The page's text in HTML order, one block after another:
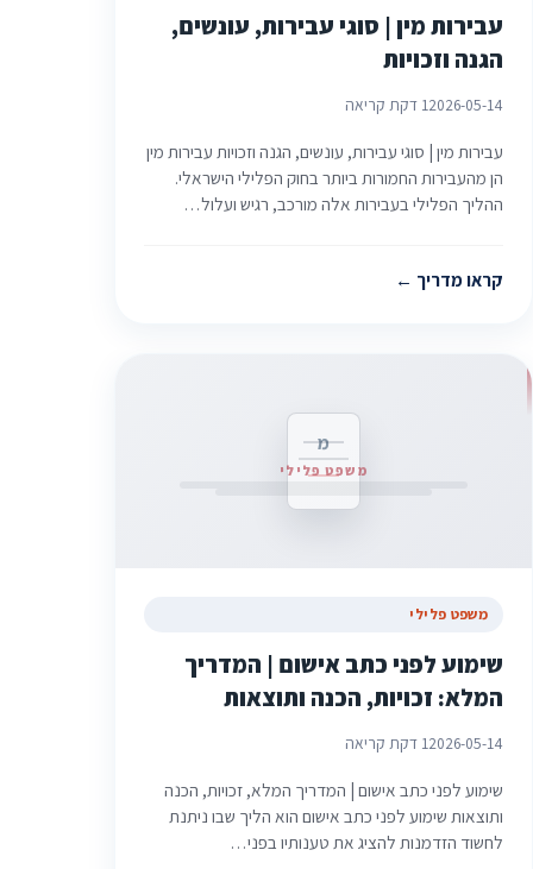
עבירות מין | סוגי עבירות, עונשים,
הגנה וזכויות
2026-05-141 דקת קריאה
עבירות מין | סוגי עבירות, עונשים, הגנה וזכויות עבירות מין
הן מהעבירות החמורות ביותר בחוק הפלילי הישראלי.
ההליך הפלילי בעבירות אלה מורכב, רגיש ועלול…
קראו מדריך
מ
משפט פלילי
משפט פלילי
שימוע לפני כתב אישום | המדריך
המלא: זכויות, הכנה ותוצאות
2026-05-141 דקת קריאה
שימוע לפני כתב אישום | המדריך המלא, זכויות, הכנה
ותוצאות שימוע לפני כתב אישום הוא הליך שבו ניתנת
לחשוד הזדמנות להציג את טענותיו בפני…